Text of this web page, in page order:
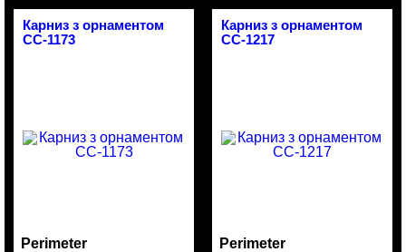
Карниз з орнаментом
CC-1173
Perimeter
Карниз з орнаментом
CC-1217
Perimeter